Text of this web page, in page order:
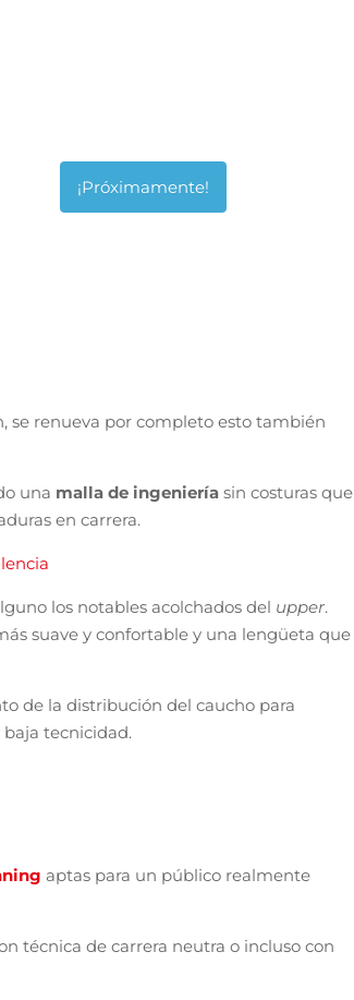
se renueva por completo esto también
una malla de ingeniería sin costuras que
en carrera.
los notables acolchados del upper.
suave y confortable y una lengüeta que
de la distribución del caucho para
tecnicidad.
aptas para un público realmente
técnica de carrera neutra o incluso con